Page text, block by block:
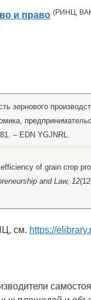
и право (РИНЦ,
зернового
– EDN YGJNRL.
of grain crop
and Law, 12
см. https://